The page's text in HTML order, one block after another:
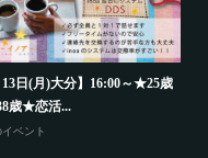
13日(月)大分】16:00～★25歳
歳★恋活...
ベント